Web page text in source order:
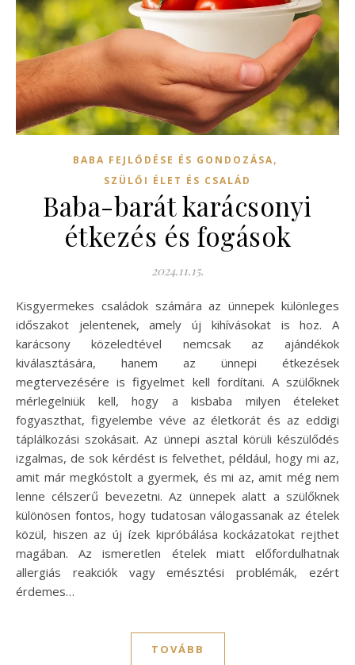
BABA FEJLŐDÉSE ÉS GONDOZÁSA,
SZÜLŐI ÉLET ÉS CSALÁD
Baba-barát karácsonyi
étkezés és fogások
2024.11.15.
Kisgyermekes családok számára az ünnepek különleges
időszakot jelentenek, amely új kihívásokat is hoz. A
karácsony közeledtével nemcsak az ajándékok
kiválasztására, hanem az ünnepi étkezések
megtervezésére is figyelmet kell fordítani. A szülőknek
mérlegelniük kell, hogy a kisbaba milyen ételeket
fogyaszthat, figyelembe véve az életkorát és az eddigi
táplálkozási szokásait. Az ünnepi asztal körüli készülődés
izgalmas, de sok kérdést is felvethet, például, hogy mi az,
amit már megkóstolt a gyermek, és mi az, amit még nem
lenne célszerű bevezetni. Az ünnepek alatt a szülőknek
különösen fontos, hogy tudatosan válogassanak az ételek
közül, hiszen az új ízek kipróbálása kockázatokat rejthet
magában. Az ismeretlen ételek miatt előfordulhatnak
allergiás reakciók vagy emésztési problémák, ezért
érdemes…
TOVÁBB